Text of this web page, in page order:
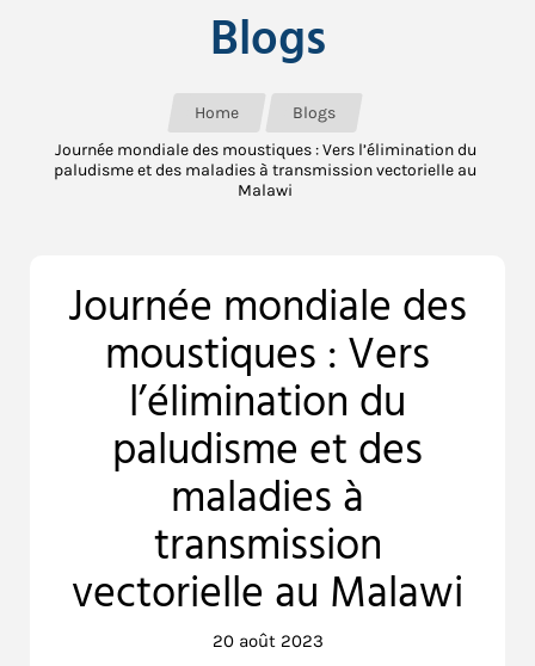
Blogs
Home
Blogs
Journée mondiale des moustiques : Vers l’élimination du
paludisme et des maladies à transmission vectorielle au
Malawi
Journée mondiale des
moustiques : Vers
l’élimination du
paludisme et des
maladies à
transmission
vectorielle au Malawi
20 août 2023